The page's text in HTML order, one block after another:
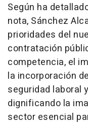
Según ha
nota, Sánchez
prioridades del
contratación
competencia, el
la incorporación
seguridad laboral
dignificando la
sector esencial